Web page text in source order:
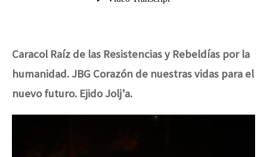
Caracol Raíz de las Resistencias y Rebeldías por la
humanidad. JBG Corazón de nuestras vidas para el
nuevo futuro. Ejido Jolj’a.